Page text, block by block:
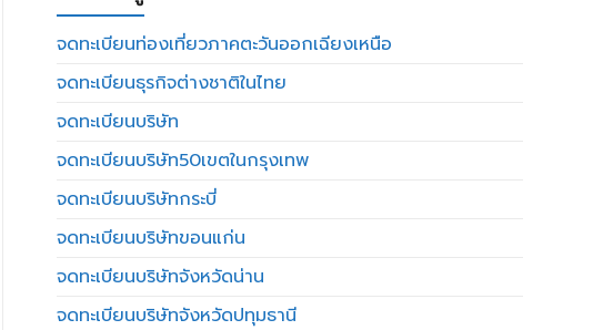
จดทะเบียนท่องเที่ยวภาคตะวันออกเฉียงเหนือ
จดทะเบียนธุรกิจต่างชาติในไทย
จดทะเบียนบริษัท
จดทะเบียนบริษัท50เขตในกรุงเทพ
จดทะเบียนบริษัทกระบี่
จดทะเบียนบริษัทขอนแก่น
จดทะเบียนบริษัทจังหวัดน่าน
จดทะเบียนบริษัทจังหวัดปทุมธานี